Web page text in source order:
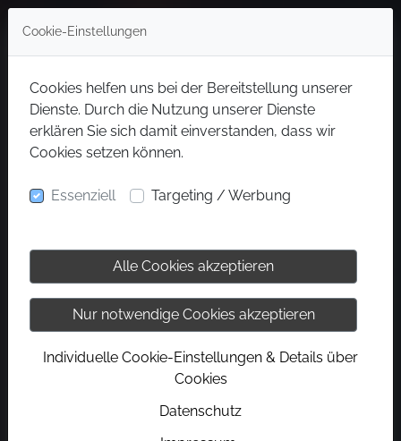
Cookie-Einstellungen
Cookies helfen uns bei der Bereitstellung unserer
Dienste. Durch die Nutzung unserer Dienste
erklären Sie sich damit einverstanden, dass wir
Cookies setzen können.
Essenziell Targeting / Werbung
Alle Cookies akzeptieren
Nur notwendige Cookies akzeptieren
Individuelle Cookie-Einstellungen & Details über
Cookies
Datenschutz